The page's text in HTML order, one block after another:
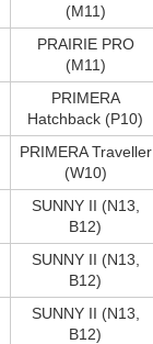
(M11)
PRAIRIE PRO
(M11)
PRIMERA
Hatchback (P10)
PRIMERA Traveller
(W10)
SUNNY II (N13,
B12)
SUNNY II (N13,
B12)
SUNNY II (N13,
B12)